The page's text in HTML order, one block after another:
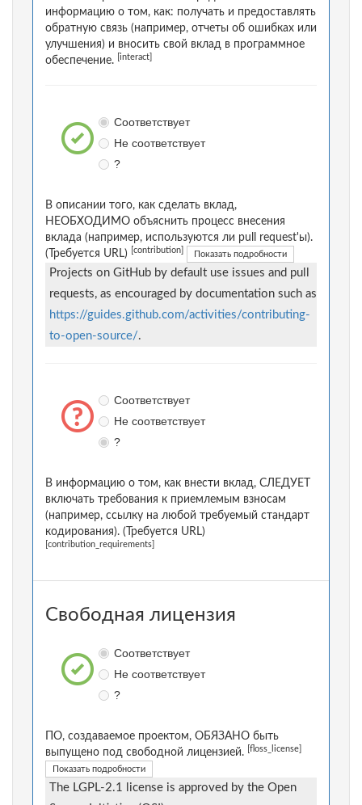
информацию о том, как: получать и предоставлять
обратную связь (например, отчеты об ошибках или
улучшения) и вносить свой вклад в программное
обеспечение.
[interact]
Соответствует
Не соответствует
?
В описании того, как сделать вклад,
НЕОБХОДИМО объяснить процесс внесения
вклада (например, используются ли pull request'ы).
(Требуется URL)
[contribution] Показать подробности
Projects on GitHub by default use issues and pull
requests, as encouraged by documentation such as
https://guides.github.com/activities/contributing-
to-open-source/.
Соответствует
Не соответствует
?
В информацию о том, как внести вклад, СЛЕДУЕТ
включать требования к приемлемым взносам
(например, ссылку на любой требуемый стандарт
кодирования). (Требуется URL)
[contribution_requirements]
Свободная лицензия
Соответствует
Не соответствует
?
ПО, создаваемое проектом, ОБЯЗАНО быть
выпущено под свободной лицензией.
[floss_license]
Показать подробности
The LGPL-2.1 license is approved by the Open